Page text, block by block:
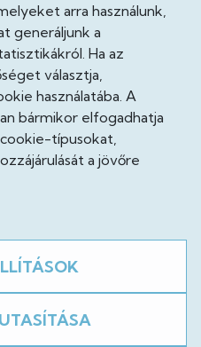
arra használunk,
generáljunk a
Ha az
választja,
használatába. A
bármikor elfogadhatja
típusokat,
a jövőre
nyilatkozat
feltételek
áll!